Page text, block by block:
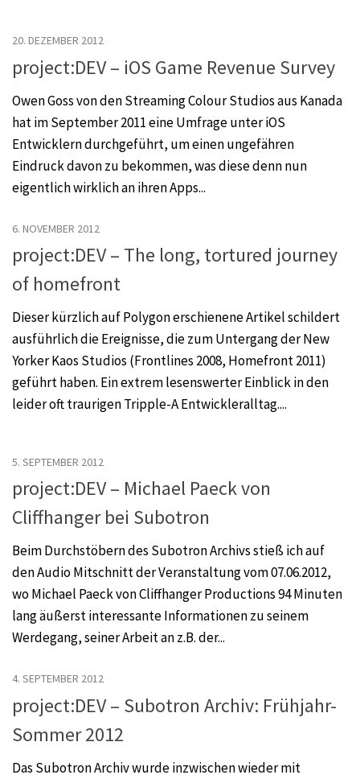
20. DEZEMBER 2012
project:DEV – iOS Game Revenue Survey
Owen Goss von den Streaming Colour Studios aus Kanada
hat im September 2011 eine Umfrage unter iOS
Entwicklern durchgeführt, um einen ungefähren
Eindruck davon zu bekommen, was diese denn nun
eigentlich wirklich an ihren Apps...
6. NOVEMBER 2012
project:DEV – The long, tortured journey
of homefront
Dieser kürzlich auf Polygon erschienene Artikel schildert
ausführlich die Ereignisse, die zum Untergang der New
Yorker Kaos Studios (Frontlines 2008, Homefront 2011)
geführt haben. Ein extrem lesenswerter Einblick in den
leider oft traurigen Tripple-A Entwickleralltag....
5. SEPTEMBER 2012
project:DEV – Michael Paeck von
Cliffhanger bei Subotron
Beim Durchstöbern des Subotron Archivs stieß ich auf
den Audio Mitschnitt der Veranstaltung vom 07.06.2012,
wo Michael Paeck von Cliffhanger Productions 94 Minuten
lang äußerst interessante Informationen zu seinem
Werdegang, seiner Arbeit an z.B. der...
4. SEPTEMBER 2012
project:DEV – Subotron Archiv: Frühjahr-
Sommer 2012
Das Subotron Archiv wurde inzwischen wieder mit